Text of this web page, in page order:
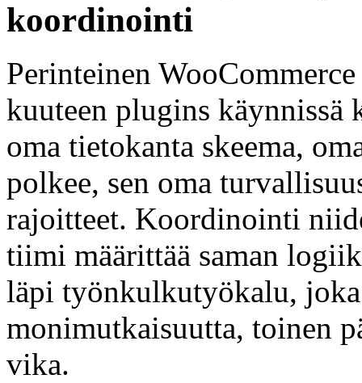
koordinointi
Perinteinen
kuuteen plugins käynnissä
oma tietokanta skeema,
polkee, sen oma
rajoitteet. Koordinointi
tiimi määrittää saman
läpi työnkulkutyökalu,
monimutkaisuutta, toinen
vika.